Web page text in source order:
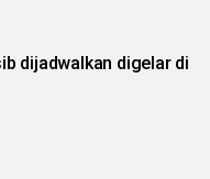
dijadwalkan digelar di